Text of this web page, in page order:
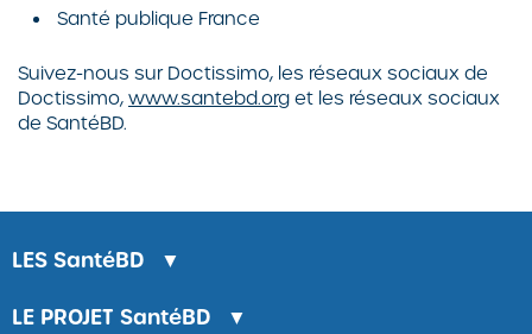
Santé publique France
Suivez-nous sur Doctissimo, les réseaux sociaux de
Doctissimo,www.santebd.orget les réseaux sociaux
de SantéBD.
LES SantéBD
▼
LE PROJET SantéBD
▼